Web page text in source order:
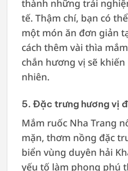
thành những trải
tế. Thậm chí, bạn có
một món ăn đơn giản
cách thêm vài thìa
chắn hương vị sẽ khiến
nhiên.
5. Đặc trưng hương vị
Mắm ruốc Nha Trang
mặn, thơm nồng đặc
biển vùng duyên hải
yếu tố làm phong phú